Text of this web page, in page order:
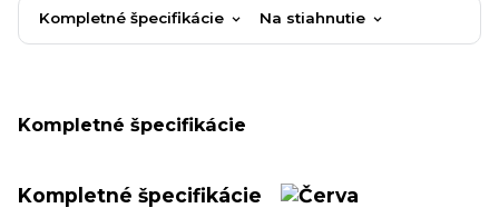
Kompletné špecifikácie Na stiahnutie
Kompletné špecifikácie
Kompletné špecifikácie